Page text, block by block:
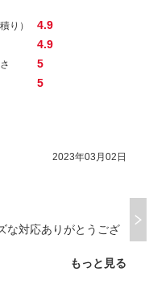
り） 4.9
4.9
5
5
2023年03月02日
な対応ありがとうござ
もっと見る